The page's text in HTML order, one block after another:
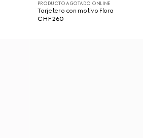
PRODUCTO AGOTADO ONLINE
Tarjetero con motivo Flora
CHF 260